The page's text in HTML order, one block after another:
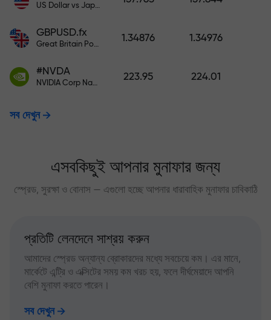
US Dollar vs Japanese Yen
GBPUSD.fx
Great Britain Pound vs US Dollar
1.34876 1.34976
#NVDA
NVIDIA Corp Nasdaq Stock Exchange (Nasdaq) USD
223.95 224.01
সব দেখুন
এসবকিছুই আপনার মুনাফার জন্য
স্প্রেড, সুরক্ষা ও বোনাস — এগুলো হচ্ছে আপনার ধারাবাহিক মুনাফার চাবিকাঠি
প্রতিটি লেনদেনে সাশ্রয় করুন
আমাদের স্প্রেড অন্যান্য ব্রোকারদের মধ্যে সবচেয়ে কম। এর মানে,
মার্কেটে এন্ট্রি ও এক্সিটের সময় কম খরচ হয়, ফলে দীর্ঘমেয়াদে আপনি
বেশি মুনাফা করতে পারেন।
সব দেখুন